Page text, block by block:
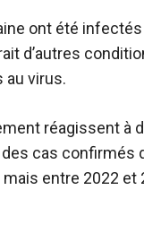
ont été
d’autres
virus.
réagissent à
cas confirmés
entre 2022 et